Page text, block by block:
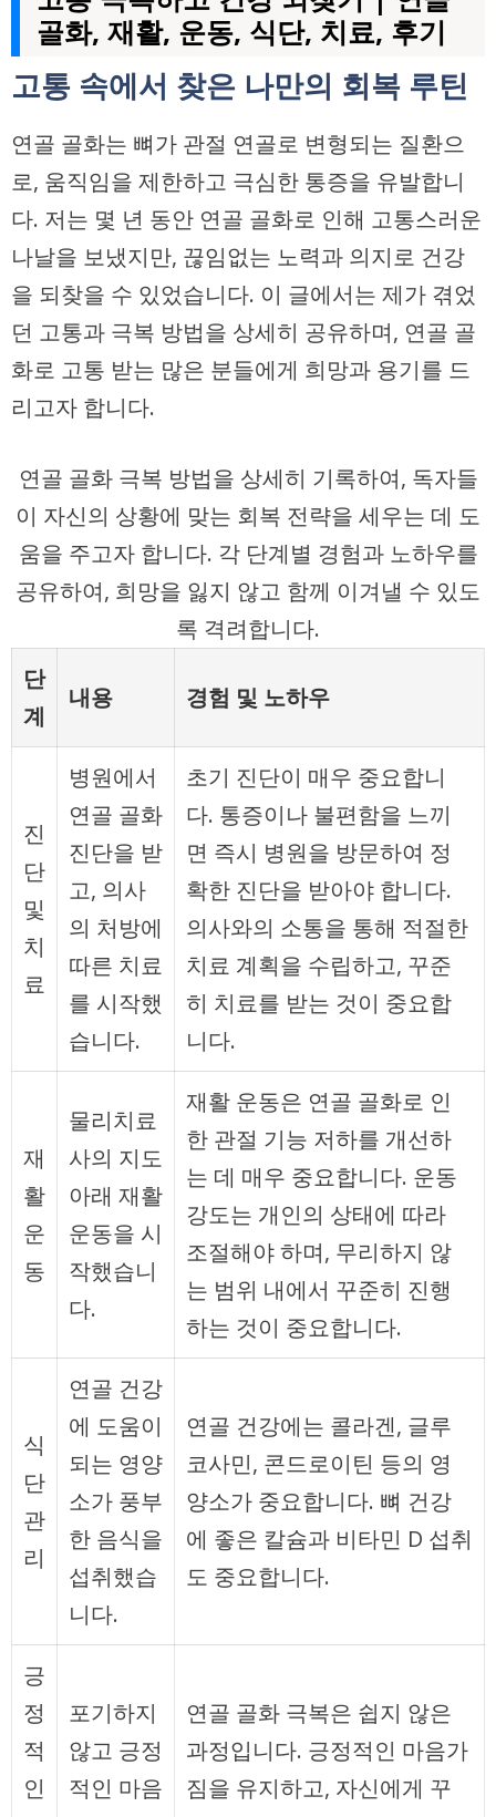
골화, 재활, 운동, 식단, 치료, 후기
고통 속에서 찾은 나만의 회복 루틴
연골 골화는 뼈가 관절 연골로 변형되는 질환으
로, 움직임을 제한하고 극심한 통증을 유발합니
다. 저는 몇 년 동안 연골 골화로 인해 고통스러운
나날을 보냈지만, 끊임없는 노력과 의지로 건강
을 되찾을 수 있었습니다. 이 글에서는 제가 겪었
던 고통과 극복 방법을 상세히 공유하며, 연골 골
화로 고통 받는 많은 분들에게 희망과 용기를 드
리고자 합니다.
연골 골화 극복 방법을 상세히 기록하여, 독자들
이 자신의 상황에 맞는 회복 전략을 세우는 데 도
움을 주고자 합니다. 각 단계별 경험과 노하우를
공유하여, 희망을 잃지 않고 함께 이겨낼 수 있도
록 격려합니다.
단
계
내용 경험 및 노하우
진
단
및
치
료
병원에서
연골 골화
진단을 받
고, 의사
의 처방에
따른 치료
를 시작했
습니다.
초기 진단이 매우 중요합니
다. 통증이나 불편함을 느끼
면 즉시 병원을 방문하여 정
확한 진단을 받아야 합니다.
의사와의 소통을 통해 적절한
치료 계획을 수립하고, 꾸준
히 치료를 받는 것이 중요합
니다.
재
활
운
동
물리치료
사의 지도
아래 재활
운동을 시
작했습니
다.
재활 운동은 연골 골화로 인
한 관절 기능 저하를 개선하
는 데 매우 중요합니다. 운동
강도는 개인의 상태에 따라
조절해야 하며, 무리하지 않
는 범위 내에서 꾸준히 진행
하는 것이 중요합니다.
식
단
관
리
연골 건강
에 도움이
되는 영양
소가 풍부
한 음식을
섭취했습
니다.
연골 건강에는 콜라겐, 글루
코사민, 콘드로이틴 등의 영
양소가 중요합니다. 뼈 건강
에 좋은 칼슘과 비타민 D 섭취
도 중요합니다.
긍
정
적
인
포기하지
않고 긍정
적인 마음
연골 골화 극복은 쉽지 않은
과정입니다. 긍정적인 마음가
짐을 유지하고, 자신에게 꾸